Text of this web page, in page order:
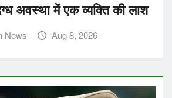
अवस्था में एक व्यक्ति की लाश
News Aug 8, 2026